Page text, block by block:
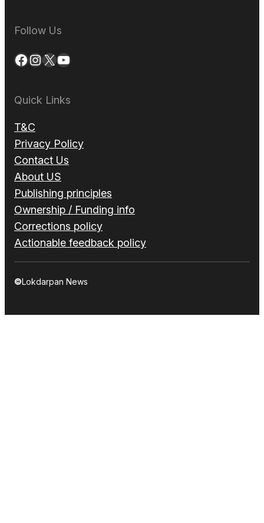
Follow Us
Facebook InstagramX YouTube
Quick Links
T&C
Privacy Policy
Contact Us
About US
Publishing principles
Ownership / Funding info
Corrections policy
Actionable feedback policy
©Lokdarpan News